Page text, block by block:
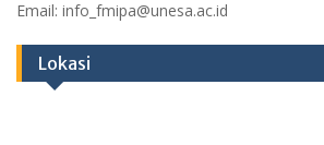
Email: info_fmipa@unesa.ac.id
Lokasi